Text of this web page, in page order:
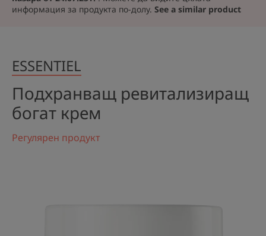
информация за продукта по-долу. See a similar product
ESSENTIEL
Подхранващ ревитализиращ
богат крем
Регулярен продукт